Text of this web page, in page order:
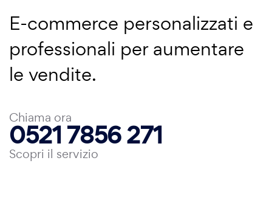
E-commerce personalizzati e
professionali per aumentare
le vendite.
Chiama ora
0521 7856 271
Scopri il servizio